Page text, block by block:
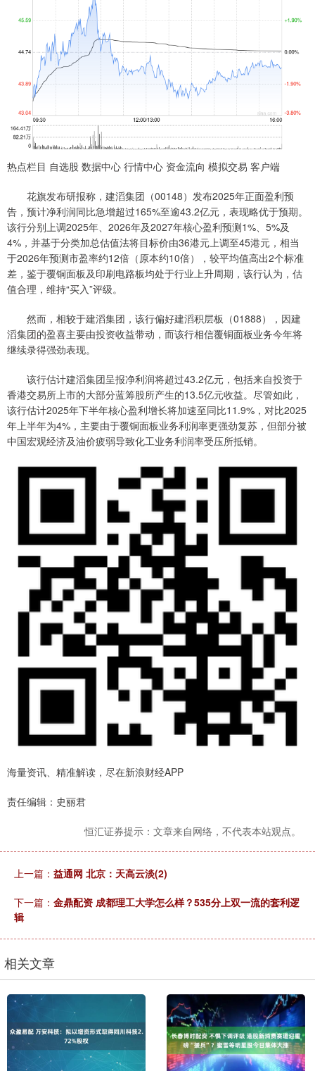
热点栏目 自选股 数据中心 行情中心 资金流向 模拟交易 客户端
花旗发布研报称，建滔集团（00148）发布2025年正面盈利预
告，预计净利润同比急增超过165%至逾43.2亿元，表现略优于预期。
该行分别上调2025年、2026年及2027年核心盈利预测1%、5%及
4%，并基于分类加总估值法将目标价由36港元上调至45港元，相当
于2026年预测市盈率约12倍（原本约10倍），较平均值高出2个标准
差，鉴于覆铜面板及印刷电路板均处于行业上升周期，该行认为，估
值合理，维持“买入”评级。
然而，相较于建滔集团，该行偏好建滔积层板（01888），因建
滔集团的盈喜主要由投资收益带动，而该行相信覆铜面板业务今年将
继续录得强劲表现。
该行估计建滔集团呈报净利润将超过43.2亿元，包括来自投资于
香港交易所上市的大部分蓝筹股所产生的13.5亿元收益。尽管如此，
该行估计2025年下半年核心盈利增长将加速至同比11.9%，对比2025
年上半年为4%，主要由于覆铜面板业务利润率更强劲复苏，但部分被
中国宏观经济及油价疲弱导致化工业务利润率受压所抵销。
海量资讯、精准解读，尽在新浪财经APP
责任编辑：史丽君
恒汇证券提示：文章来自网络，不代表本站观点。
上一篇： 益通网 北京：天高云淡(2)
下一篇： 金鼎配资 成都理工大学怎么样？535分上双一流的套利逻
辑
相关文章